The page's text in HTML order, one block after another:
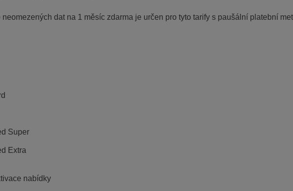
neomezených dat na 1 měsíc zdarma je určen pro tyto tarify s paušální platební
Super
Extra
nabídky